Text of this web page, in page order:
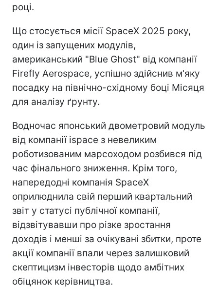
році.
Що стосується місії SpaceX 2025 року,
один із запущених модулів,
американський "Blue Ghost" від компанії
Firefly Aerospace, успішно здійснив м'яку
посадку на північно-східному боці Місяця
для аналізу ґрунту.
Водночас японський двометровий модуль
від компанії ispace з невеликим
роботизованим марсоходом розбився під
час фінального зниження. Крім того,
напередодні компанія SpaceX
оприлюднила свій перший квартальний
звіт у статусі публічної компанії,
відзвітувавши про різке зростання
доходів і менші за очікувані збитки, проте
акції компанії впали через залишковий
скептицизм інвесторів щодо амбітних
обіцянок керівництва.